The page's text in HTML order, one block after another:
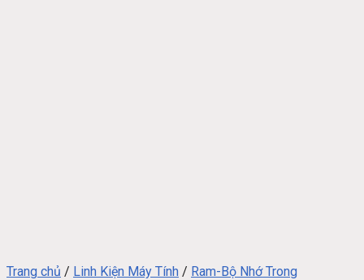
Trang chủ / Linh Kiện Máy Tính / Ram-Bộ Nhớ Trong